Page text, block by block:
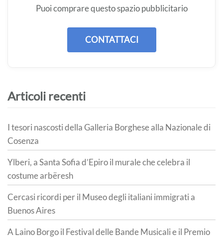
Puoi comprare questo spazio pubblicitario
CONTATTACI
Articoli recenti
I tesori nascosti della Galleria Borghese alla Nazionale di
Cosenza
Ylberi, a Santa Sofia d’Epiro il murale che celebra il
costume arbëresh
Cercasi ricordi per il Museo degli italiani immigrati a
Buenos Aires
A Laino Borgo il Festival delle Bande Musicali e il Premio